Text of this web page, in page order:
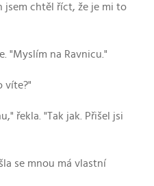
jsem chtěl říct, že je mi to
"Myslím na Ravnicu."
víte?"
řekla. "Tak jak. Přišel jsi
se mnou má vlastní